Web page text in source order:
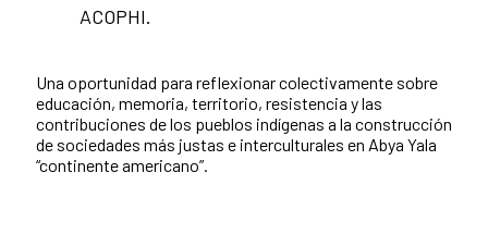
ACOPHI.
Una oportunidad para reflexionar colectivamente sobre
educación, memoria, territorio, resistencia y las
contribuciones de los pueblos indígenas a la construcción
de sociedades más justas e interculturales en Abya Yala
“continente americano”.